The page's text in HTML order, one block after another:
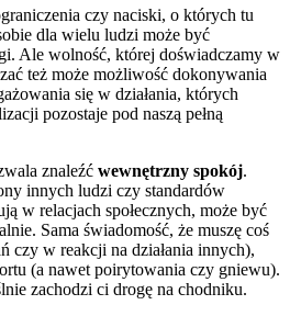
czy naciski, o których tu
dla wielu ludzi może być
Ale wolność, której doświadczamy w
też może możliwość dokonywania
się w działania, których
pozostaje pod naszą pełną
znaleźć wewnętrzny spokój.
innych ludzi czy standardów
w relacjach społecznych, może być
Sama świadomość, że muszę coś
czy w reakcji na działania innych),
(a nawet poirytowania czy gniewu).
zachodzi ci drogę na chodniku.